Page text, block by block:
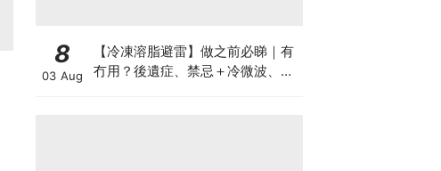
8
03 Aug
【冷凍溶脂避雷】做之前必睇｜有
冇用？後遺症、禁忌＋冷微波、雙